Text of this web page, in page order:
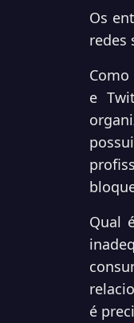
Os
redes
e
Qual
é